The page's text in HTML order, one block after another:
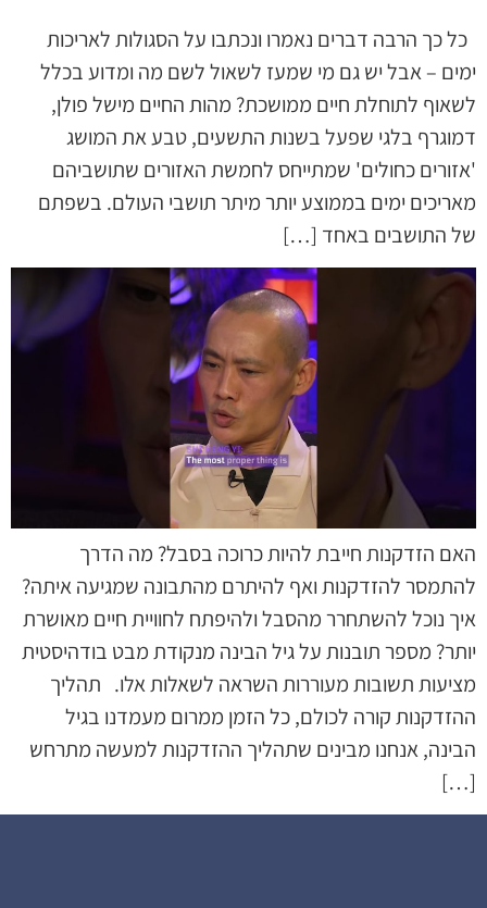
כל כך הרבה דברים נאמרו ונכתבו על הסגולות לאריכות
ימים – אבל יש גם מי שמעז לשאול לשם מה ומדוע בכלל
לשאוף לתוחלת חיים ממושכת? מהות החיים מישל פולן,
דמוגרף בלגי שפעל בשנות התשעים, טבע את המושג
'אזורים כחולים' שמתייחס לחמשת האזורים שתושביהם
מאריכים ימים בממוצע יותר מיתר תושבי העולם. בשפתם
של התושבים באחד […]
האם הזדקנות חייבת להיות כרוכה בסבל? מה הדרך
להתמסר להזדקנות ואף להיתרם מהתבונה שמגיעה איתה?
איך נוכל להשתחרר מהסבל ולהיפתח לחוויית חיים מאושרת
יותר? מספר תובנות על גיל הבינה מנקודת מבט בודהיסטית
מציעות תשובות מעוררות השראה לשאלות אלו. תהליך
ההזדקנות קורה לכולם, כל הזמן ממרום מעמדנו בגיל
הבינה, אנחנו מבינים שתהליך ההזדקנות למעשה מתרחש
[…]